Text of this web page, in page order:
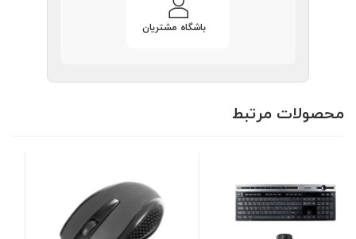
باشگاه مشتریان
محصولات مرتبط